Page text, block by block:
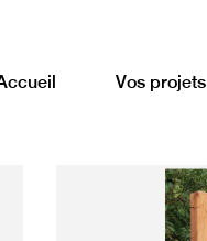
Vos projets